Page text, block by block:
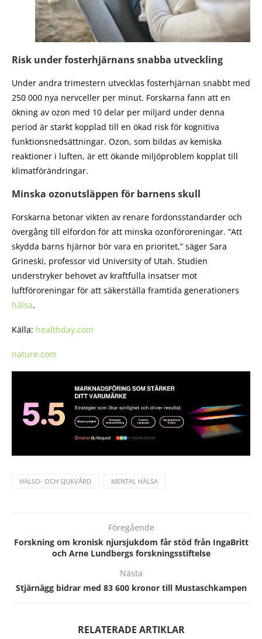
Risk under fosterhjärnans snabba utveckling
Under andra trimestern utvecklas fosterhjärnan snabbt med
250 000 nya nervceller per minut. Forskarna fann att en
ökning av ozon med 10 delar per miljard under denna
period är starkt kopplad till en ökad risk för kognitiva
funktionsnedsättningar. Ozon, som bildas av kemiska
reaktioner i luften, är ett ökande miljöproblem kopplat till
klimatförändringar.
Minska ozonutsläppen för barnens skull
Forskarna betonar vikten av renare fordonsstandarder och
övergång till elfordon för att minska ozonföroreningar. ”Att
skydda barns hjärnor bör vara en prioritet,” säger Sara
Grineski, professor vid University of Utah. Studien
understryker behovet av kraftfulla insatser mot
luftföroreningar för att säkerställa framtida generationers
hälsa.
Källa: healthday.com
nature.com
HÄLSO- OCH SJUKVÅRD MENTAL HÄLSA
Föregående
Forskning om kronisk njursjukdom får stöd från IngaBritt
och Arne Lundbergs forskningsstiftelse
Nästa
Stjärnägg bidrar med 83 600 kronor till Mustaschkampen
RELATERADE ARTIKLAR